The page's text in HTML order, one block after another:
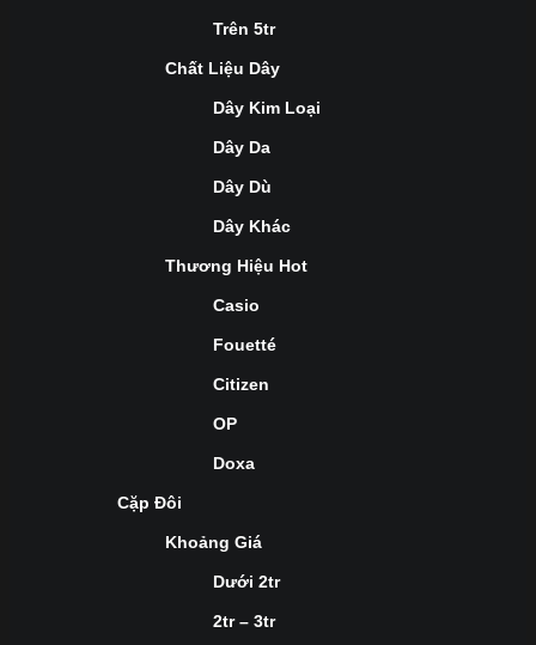
Trên 5tr
Chất Liệu Dây
Dây Kim Loại
Dây Da
Dây Dù
Dây Khác
Thương Hiệu Hot
Casio
Fouetté
Citizen
OP
Doxa
Cặp Đôi
Khoảng Giá
Dưới 2tr
2tr – 3tr